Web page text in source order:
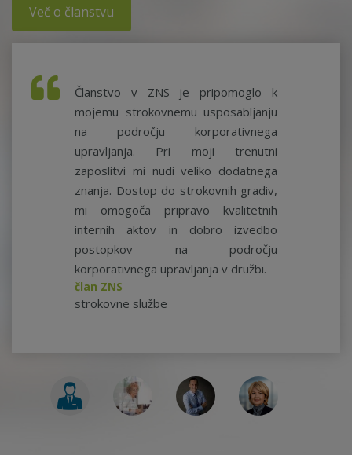
Več o članstvu
Članstvo v ZNS je pripomoglo k
mojemu strokovnemu usposabljanju
na področju korporativnega
upravljanja. Pri moji trenutni
zaposlitvi mi nudi veliko dodatnega
znanja. Dostop do strokovnih gradiv,
mi omogoča pripravo kvalitetnih
internih aktov in dobro izvedbo
postopkov na področju
korporativnega upravljanja v družbi.
član ZNS
strokovne službe